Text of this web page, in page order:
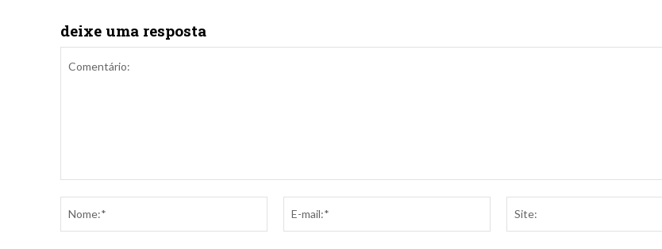
deixe uma resposta
mail:*